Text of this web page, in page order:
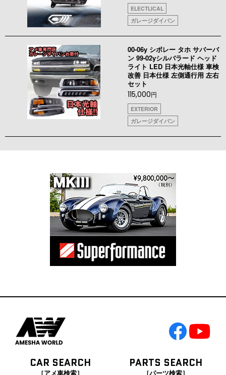
ELECTLICAL
ガレージダイバン
00-06y シボレー タホ サバーバ
ン 99-02yシルバラード ヘッド
ライト LED 日本光軸仕様 車検
改善 日本仕様 左側通行用 左右
セット
115,000円
EXTERIOR
ガレージダイバン
CAR SEARCH
［アメ車検索］
PARTS SEARCH
［パーツ検索］